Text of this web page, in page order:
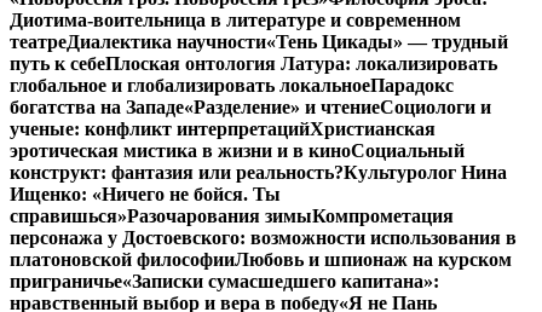
Диотима-воительница в литературе и современном
театреДиалектика научности«Тень Цикады» — трудный
путь к себеПлоская онтология Латура: локализировать
глобальное и глобализировать локальноеПарадокс
богатства на Западе«Разделение» и чтениеСоциологи и
ученые: конфликт интерпретацийХристианская
эротическая мистика в жизни и в киноСоциальный
конструкт: фантазия или реальность?Культуролог Нина
Ищенко: «Ничего не бойся. Ты
справишься»Разочарования зимыКомпрометация
персонажа у Достоевского: возможности использования в
платоновской философииЛюбовь и шпионаж на курском
приграничье«Записки сумасшедшего капитана»:
нравственный выбор и вера в победу«Я не Пань